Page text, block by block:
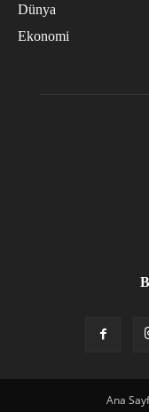
Dünya
Ekonomi
Ana